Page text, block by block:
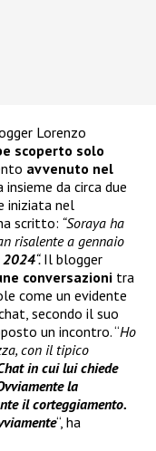
Lorenzo
scoperto solo
avvenuto nel
da circa due
iniziata nel
scritto: “Soraya ha
risalente a gennaio
2024“. Il blogger
conversazioni tra
come un evidente
secondo il suo
un incontro. “Ho
con il tipico
in cui lui chiede
la
il corteggiamento.
“, ha